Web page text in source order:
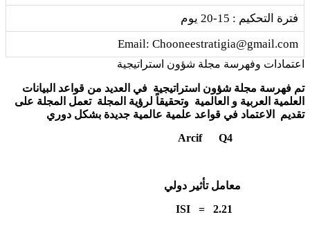
فترة التحكيم : 15-20 يوم
Email: Chooneestratigia@gmail.com
اعتمادات وفهرسة مجلة شؤون استراتيجية
تم فهرسة مجلة شؤون استراتيجية في العديد من قواعد البيانات
العلمية العربية و العالمية وتحقيقاً لرؤية المجلة تعمل المجلة على
تقديم الاعتماد في قواعد علمية عالمية جديدة بشكل دوري
Q4
معامل تأثير دولي